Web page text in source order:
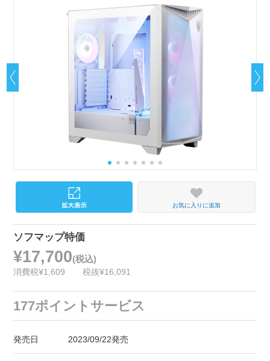
お気に入りに追加
ソフマップ特価
¥17,700(税込)
消費税¥1,609 税抜¥16,091
177ポイントサービス
発売日 2023/09/22発売